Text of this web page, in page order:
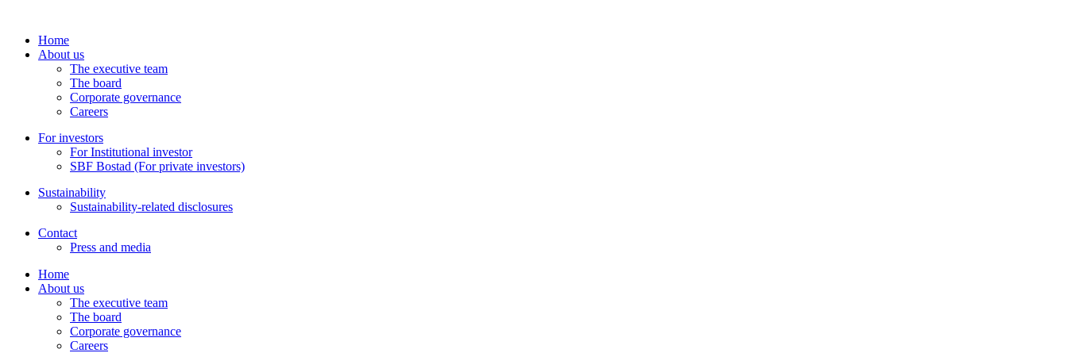
Home
About us
The executive team
The board
Corporate governance
Careers
For investors
For Institutional investor
SBF Bostad (For private investors)
Sustainability
Sustainability-related disclosures
Contact
Press and media
Home
About us
The executive team
The board
Corporate governance
Careers